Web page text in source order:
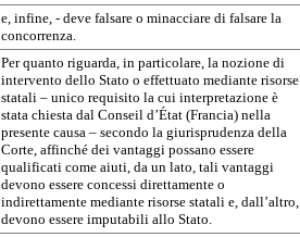
e, infine, - deve falsare o minacciare di falsare la
concorrenza.
Per quanto riguarda, in particolare, la nozione di
intervento dello Stato o effettuato mediante risorse
statali – unico requisito la cui interpretazione è
stata chiesta dal Conseil d’État (Francia) nella
presente causa – secondo la giurisprudenza della
Corte, affinché dei vantaggi possano essere
qualificati come aiuti, da un lato, tali vantaggi
devono essere concessi direttamente o
indirettamente mediante risorse statali e, dall’altro,
devono essere imputabili allo Stato.